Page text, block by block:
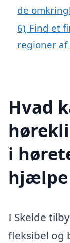
de
6) Find et
regioner
Hvad
i
hjælpe
I Skelde
fleksibel og